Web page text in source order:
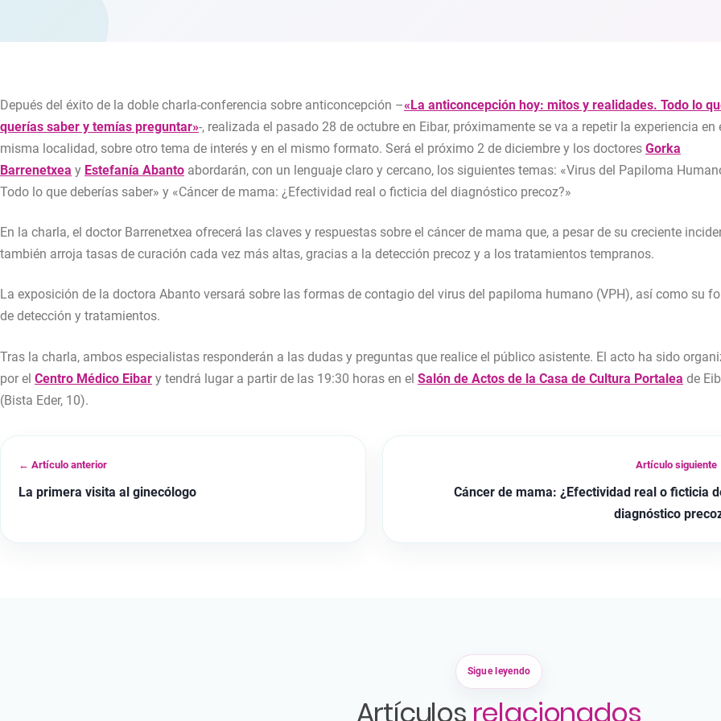
Depués del éxito de la doble charla-conferencia sobre anticoncepción –«La anticoncepción hoy: mitos y realidades. Todo lo
querías saber y temías preguntar»-, realizada el pasado 28 de octubre en Eibar, próximamente se va a repetir la experiencia en
misma localidad, sobre otro tema de interés y en el mismo formato. Será el próximo 2 de diciembre y los doctores Gorka
Barrenetxea y Estefanía Abanto abordarán, con un lenguaje claro y cercano, los siguientes temas: «Virus del Papiloma
Todo lo que deberías saber» y «Cáncer de mama: ¿Efectividad real o ficticia del diagnóstico precoz?»
En la charla, el doctor Barrenetxea ofrecerá las claves y respuestas sobre el cáncer de mama que, a pesar de su creciente
también arroja tasas de curación cada vez más altas, gracias a la detección precoz y a los tratamientos tempranos.
La exposición de la doctora Abanto versará sobre las formas de contagio del virus del papiloma humano (VPH), así como su
de detección y tratamientos.
Tras la charla, ambos especialistas responderán a las dudas y preguntas que realice el público asistente. El acto ha sido
por el Centro Médico Eibar y tendrá lugar a partir de las 19:30 horas en el Salón de Actos de la Casa de Cultura Portalea de
(Bista Eder, 10).
← Artículo anterior
La primera visita al ginecólogo
Artículo siguiente
Cáncer de mama: ¿Efectividad real o ficticia
diagnóstico
Sigue leyendo
Artículos relacionados